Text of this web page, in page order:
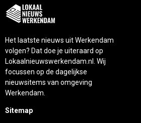
Het laatste nieuws uit Werkendam
volgen? Dat doe je uiteraard op
Lokaalnieuwswerkendam.nl. Wij
focussen op de dagelijkse
nieuwsitems van omgeving
Werkendam.
Sitemap